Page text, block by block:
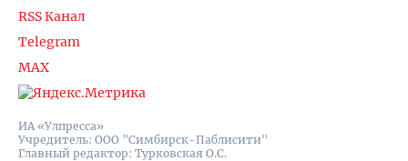
ИА «Улпресса»
Учредитель: ООО "Симбирск-Паблисити"
Главный редактор: Турковская О.С.
RSS Канал
Telegram
MAX